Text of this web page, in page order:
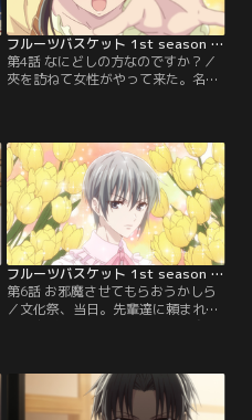
フルーツバスケット 1st season 第04話
第4話 なにどしの方なのですか？／
夾を訪ねて女性がやって来た。名前
ったぁ！！」とグーパンチ＆怒涛の
ラッシュで攻め立てる。好きすぎる
が故のエキセントリックな愛情表現
に防戦一方の夾だったが、楽羅
の“とある言葉”をきっかけに雰囲気
が変わり……。
フルーツバスケット 1st season 第06話
第6話 お邪魔させてもらおうかしら
／文化祭、当日。先輩達に頼まれ
て、由希は女装するはめに。草摩一
のクラスは大賑わい。そんな中、花
島と魚谷だけは妙に親しい透と由希
の関係を怪しんでいた。2人から隠